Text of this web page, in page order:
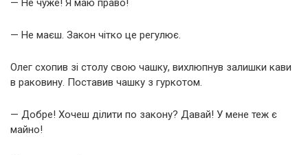
— Не чуже! Я маю право!
— Не маєш. Закон чітко це регулює.
Олег схопив зі столу свою чашку, вихлюпнув залишки кави
в раковину. Поставив чашку з гуркотом.
— Добре! Хочеш ділити по закону? Давай! У мене теж є
майно!